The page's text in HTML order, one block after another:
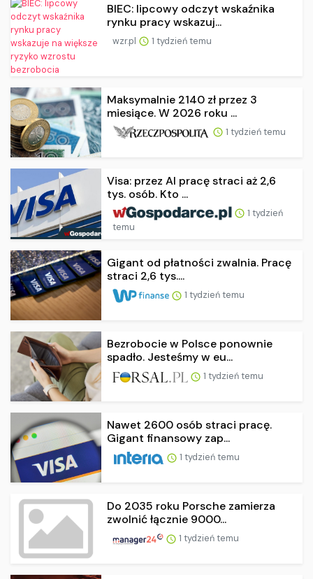
BIEC: lipcowy odczyt wskaźnika
rynku pracy wskazuj...
wzr.pl 1 tydzień temu
Maksymalnie 2140 zł przez 3
miesiące. W 2026 roku ...
1 tydzień temu
Visa: przez AI pracę straci aż 2,6
tys. osób. Kto ...
1 tydzień
temu
Gigant od płatności zwalnia. Pracę
straci 2,6 tys....
1 tydzień temu
Bezrobocie w Polsce ponownie
spadło. Jesteśmy w eu...
1 tydzień temu
Nawet 2600 osób straci pracę.
Gigant finansowy zap...
1 tydzień temu
Do 2035 roku Porsche zamierza
zwolnić łącznie 9000...
1 tydzień temu